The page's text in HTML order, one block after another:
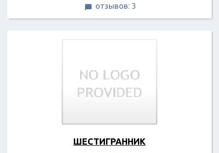
 отзывов: 3
ШЕСТИГРАННИК